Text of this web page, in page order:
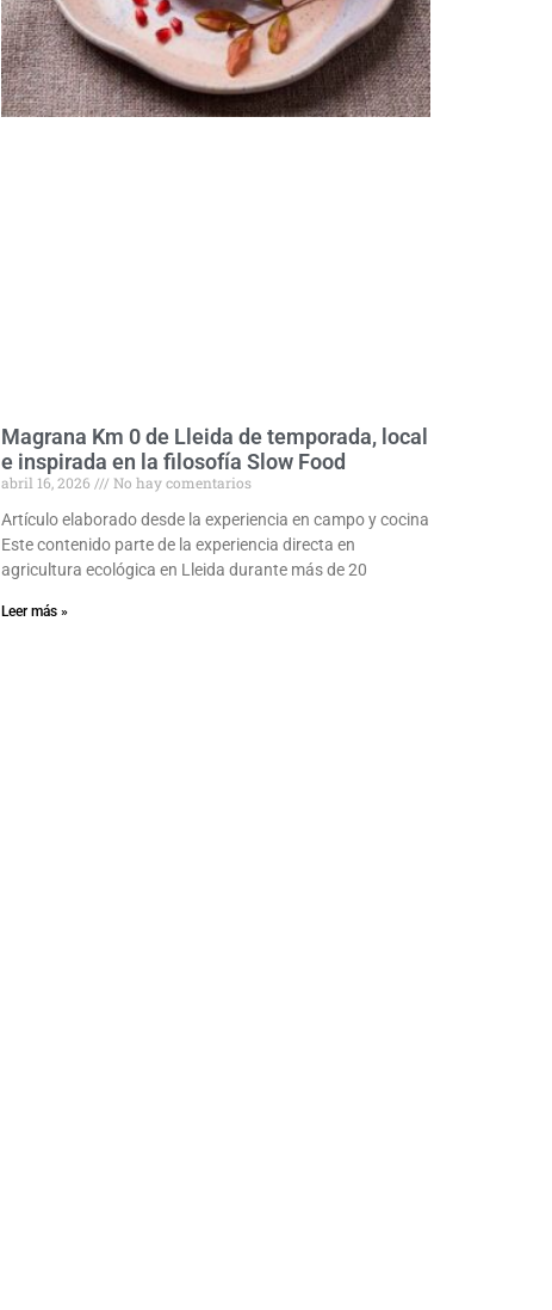
Magrana Km 0 de Lleida de temporada, local
e inspirada en la filosofía Slow Food
abril 16, 2026
No hay comentarios
Artículo elaborado desde la experiencia en campo y cocina
Este contenido parte de la experiencia directa en
agricultura ecológica en Lleida durante más de 20
Leer más »